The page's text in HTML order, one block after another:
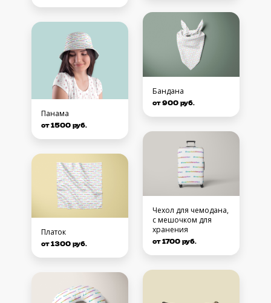
Панама
от 1500 руб.
Платок
от 1300 руб.
Бандана
от 900 руб.
Чехол для чемодана,
с мешочком для
хранения
от 1700 руб.